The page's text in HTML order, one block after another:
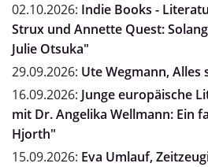
02.10.2026: Indie Books -
Strux und Annette Quest:
Julie Otsuka"
29.09.2026: Ute Wegmann, Alles
16.09.2026: Junge europäische
mit Dr. Angelika Wellmann: Ein
Hjorth"
15.09.2026: Eva Umlauf,